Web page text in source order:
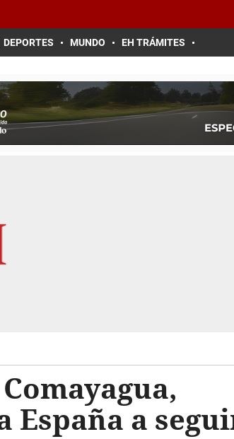
DEPORTES MUNDO EH TRÁMITES
a